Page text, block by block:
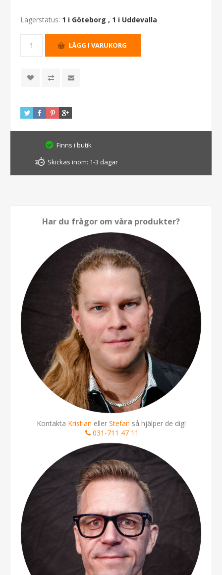
Lagerstatus: 1 i Göteborg , 1 i Uddevalla
Finns i butik
Skickas inom: 1-3 dagar
Har du frågor om våra produkter?
Kontakta Kristian eller Stefan så hjälper de dig!
031-711 47 11